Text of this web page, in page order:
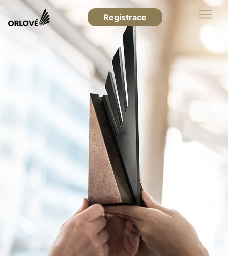
Registrace